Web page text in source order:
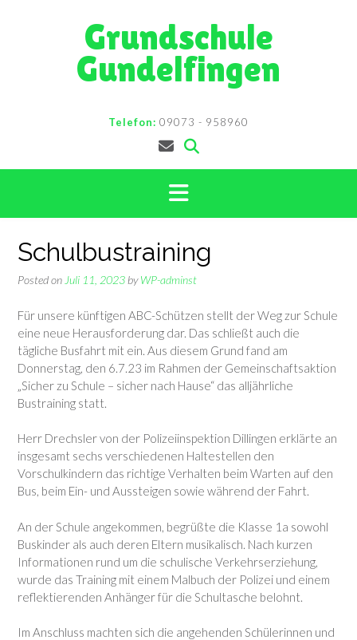
Grundschule
Gundelfingen
Telefon: 09073 - 958960
Schulbustraining
Posted on Juli 11, 2023 byWP-adminst
Für unsere künftigen ABC-Schützen stellt der Weg zur Schule
eine neue Herausforderung dar. Das schließt auch die
tägliche Busfahrt mit ein. Aus diesem Grund fand am
Donnerstag, den 6.7.23 im Rahmen der Gemeinschaftsaktion
„Sicher zu Schule – sicher nach Hause“ das alljährliche
Bustraining statt.
Herr Drechsler von der Polizeiinspektion Dillingen erklärte an
insgesamt sechs verschiedenen Haltestellen den
Vorschulkindern das richtige Verhalten beim Warten auf den
Bus, beim Ein- und Aussteigen sowie während der Fahrt.
An der Schule angekommen, begrüßte die Klasse 1a sowohl
Buskinder als auch deren Eltern musikalisch. Nach kurzen
Informationen rund um die schulische Verkehrserziehung,
wurde das Training mit einem Malbuch der Polizei und einem
reflektierenden Anhänger für die Schultasche belohnt.
Im Anschluss machten sich die angehenden Schülerinnen und